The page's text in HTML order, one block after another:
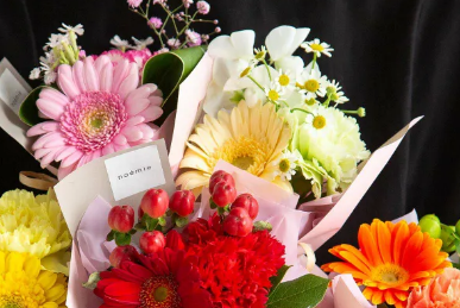
花色
用途
価格（税抜）